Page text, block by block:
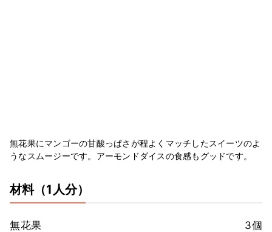
無花果にマンゴーの甘酸っぱさが程よくマッチしたスイーツのよ
うなスムージーです。アーモンドダイスの食感もグッドです。
材料（1人分）
無花果
3個